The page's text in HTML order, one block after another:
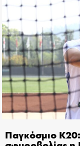
Παγκόσμιο Κ20: